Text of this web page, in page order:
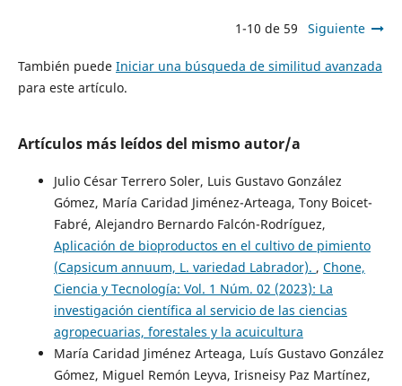
1-10 de 59 Siguiente
También puede Iniciar una búsqueda de similitud avanzada
para este artículo.
Artículos más leídos del mismo autor/a
Julio César Terrero Soler, Luis Gustavo González
Gómez, María Caridad Jiménez-Arteaga, Tony Boicet-
Fabré, Alejandro Bernardo Falcón-Rodríguez,
Aplicación de bioproductos en el cultivo de pimiento
(Capsicum annuum, L. variedad Labrador). , Chone,
Ciencia y Tecnología: Vol. 1 Núm. 02 (2023): La
investigación científica al servicio de las ciencias
agropecuarias, forestales y la acuicultura
María Caridad Jiménez Arteaga, Luís Gustavo González
Gómez, Miguel Remón Leyva, Irisneisy Paz Martínez,